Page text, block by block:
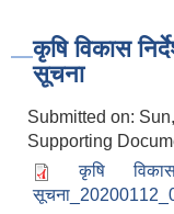
कृषि विकास
सूचना
Submitted on:
Supporting
कृषि